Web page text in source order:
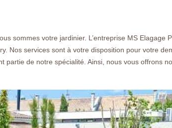
sommes votre jardinier. L’entreprise MS Elagage
Nos services sont à votre disposition pour votre
partie de notre spécialité. Ainsi, nous vous offrons